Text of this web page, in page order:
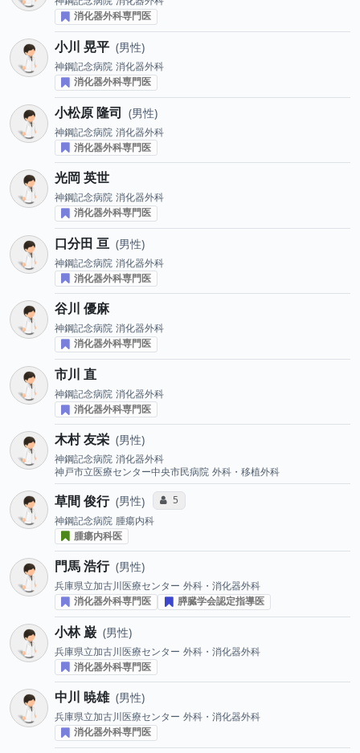
消化器外科専門医
小川 晃平 男性
神鋼記念病院 消化器外科
消化器外科専門医
小松原 隆司 男性
神鋼記念病院 消化器外科
消化器外科専門医
光岡 英世
神鋼記念病院 消化器外科
消化器外科専門医
口分田 亘 男性
神鋼記念病院 消化器外科
消化器外科専門医
谷川 優麻
神鋼記念病院 消化器外科
消化器外科専門医
市川 直
神鋼記念病院 消化器外科
消化器外科専門医
木村 友栄 男性
神鋼記念病院 消化器外科
神戸市立医療センター中央市民病院 外科・移植外科
草間 俊行 男性 コミュニケーション・タイプ投票数
5
神鋼記念病院 腫瘍内科
腫瘍内科医
門馬 浩行 男性
兵庫県立加古川医療センター 外科・消化器外科
消化器外科専門医
膵臓学会認定指導医
小林 巌 男性
兵庫県立加古川医療センター 外科・消化器外科
消化器外科専門医
中川 暁雄 男性
兵庫県立加古川医療センター 外科・消化器外科
消化器外科専門医